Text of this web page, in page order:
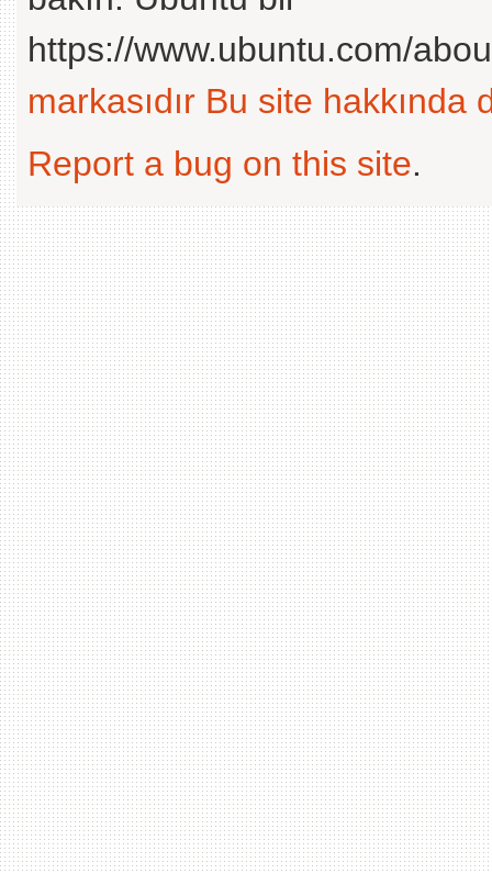
https://www.ubuntu.com/
markasıdır Bu site hakkında
Report a bug on this site.